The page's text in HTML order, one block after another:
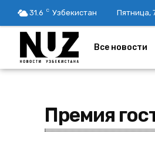
31.6 C Узбекистан Пятница,
Все новости
Премия